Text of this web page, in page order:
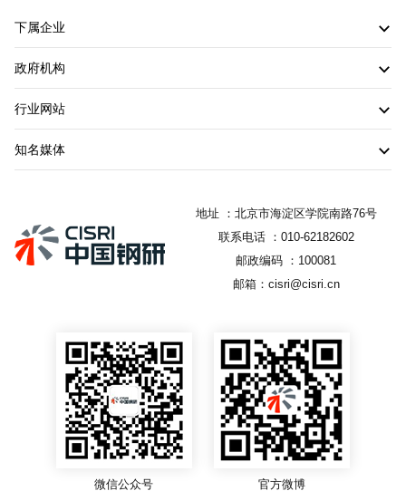
下属企业
政府机构
行业网站
知名媒体
地址 ：北京市海淀区学院南路76号
联系电话 ：010-62182602
邮政编码 ：100081
邮箱：cisri@cisri.cn
微信公众号 官方微博